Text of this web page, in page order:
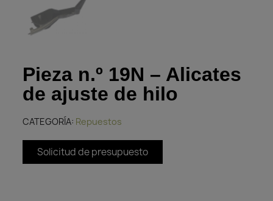
Pieza n.º 19N – Alicates
de ajuste de hilo
CATEGORÍA Repuestos
Solicitud de presupuesto